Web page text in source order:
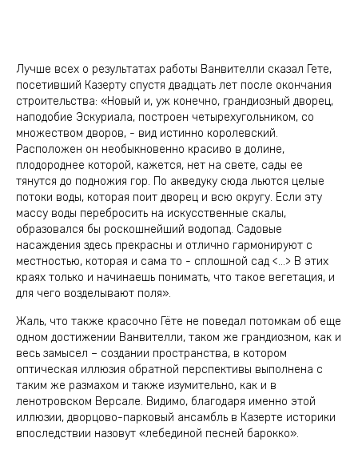
Лучше всех о результатах работы Ванвителли сказал Гете,
посетивший Казерту спустя двадцать лет после окончания
строительства: «Новый и, уж конечно, грандиозный дворец,
наподобие Эскуриала, построен четырехугольником, со
множеством дворов, - вид истинно королевский.
Расположен он необыкновенно красиво в долине,
плодороднее которой, кажется, нет на свете, сады ее
тянутся до подножия гор. По акведуку сюда льются целые
потоки воды, которая поит дворец и всю округу. Если эту
массу воды перебросить на искусственные скалы,
образовался бы роскошнейший водопад. Садовые
насаждения здесь прекрасны и отлично гармонируют с
местностью, которая и сама то - сплошной сад <…> В этих
краях только и начинаешь понимать, что такое вегетация, и
для чего возделывают поля».
Жаль, что также красочно Гёте не поведал потомкам об еще
одном достижении Ванвителли, таком же грандиозном, как и
весь замысел – создании пространства, в котором
оптическая иллюзия обратной перспективы выполнена с
таким же размахом и также изумительно, как и в
ленотровском Версале. Видимо, благодаря именно этой
иллюзии, дворцово-парковый ансамбль в Казерте историки
впоследствии назовут «лебединой песней барокко».